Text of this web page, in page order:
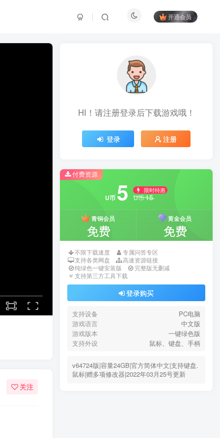
开通会员
关注
HI！请注册登录后下载游戏哦！
登录 注册
付费资源
U币 5 限时特惠
U币15
青铜会员
免费
黄金会员
免费
不限下载速度
专属问答专区
支持各类网盘
高速资源链接
纯绿色一键安装版
完整版无删减
支持第三方工具下载
登录购买
支持设备
PC电脑
游戏语言
中文版
游戏版本
一键绿色版
支持外设
鼠标、键盘、手柄
v64724版|容量24GB|官方简体中文|支持键盘.
鼠标|赠多项修改器|2022年03月25号更新
游戏激活码
获取激活码
HI！请注册登录后下载游戏哦！
登录 注册
付费资源
15
青铜会员
免费
黄金会员
免费